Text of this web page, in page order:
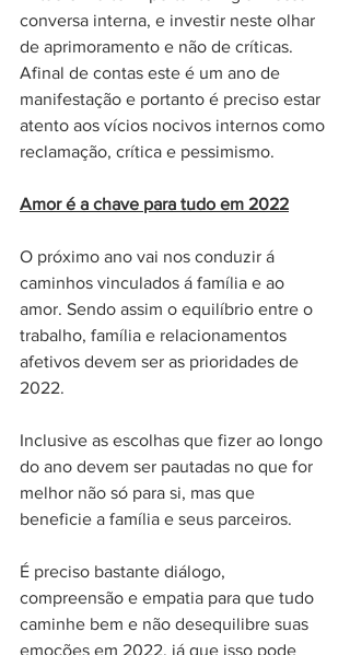
conversa interna, e investir neste olhar
de aprimoramento e não de críticas.
Afinal de contas este é um ano de
manifestação e portanto é preciso estar
atento aos vícios nocivos internos como
reclamação, crítica e pessimismo.
Amor é a chave para tudo em 2022
O próximo ano vai nos conduzir á
caminhos vinculados á família e ao
amor. Sendo assim o equilíbrio entre o
trabalho, família e relacionamentos
afetivos devem ser as prioridades de
2022.
Inclusive as escolhas que fizer ao longo
do ano devem ser pautadas no que for
melhor não só para si, mas que
beneficie a família e seus parceiros.
É preciso bastante diálogo,
compreensão e empatia para que tudo
caminhe bem e não desequilibre suas
emoções em 2022, já que isso pode